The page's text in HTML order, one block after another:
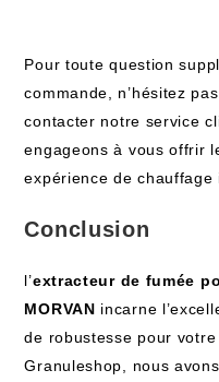
Pour toute question
commande, n’hésitez
contacter notre service
engageons à vous offrir
expérience de chauffage
Conclusion
l’extracteur de fumée
MORVAN incarne
de robustesse pour
Granuleshop, nous